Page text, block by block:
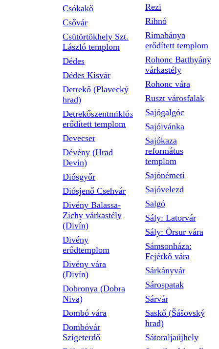
Csókakő
Csővár
Csütörtökhely Szt.
László templom
Dédes
Dédes Kisvár
Detrekő (Plavecký
hrad)
Detrekőszentmiklós
erődített templom
Devecser
Dévény (Hrad
Devin)
Diósgyőr
Diósjenő Csehvár
Divény Balassa-
Zichy várkastély
(Divín)
Divény
erődtemplom
Divény vára
(Divín)
Dobronya (Dobra
Niva)
Dombó vára
Dombóvár
Szigeterdő
Rezi
Rihnó
Rimabánya
erődített templom
Rohonc Batthyány
várkastély
Rohonc vára
Ruszt városfalak
Sajógalgóc
Sajóivánka
Sajókaza
református
templom
Sajónémeti
Sajóvelezd
Salgó
Sály: Latorvár
Sály: Örsur vára
Sámsonháza:
Fejérkő vára
Sárkányvár
Sárospatak
Sárvár
Saskő (Šášovský
hrad)
Sátoraljaújhely